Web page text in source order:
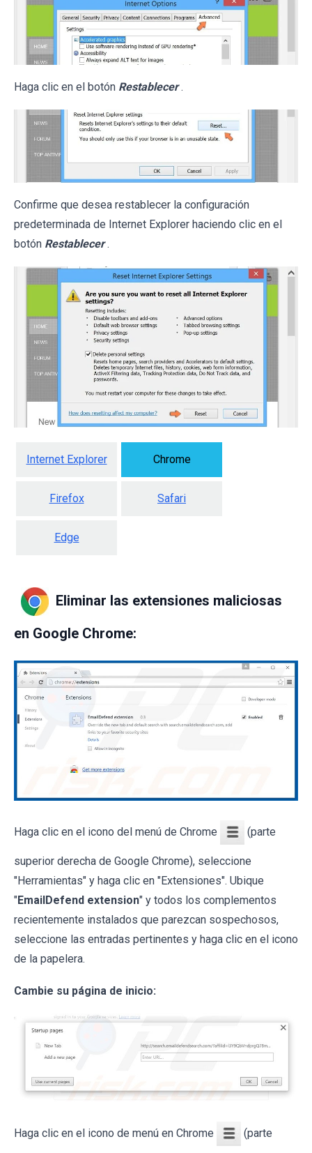
Haga clic en el botón Restablecer .
Confirme que desea restablecer la configuración
predeterminada de Internet Explorer haciendo clic en el
botón Restablecer .
Internet Explorer Chrome
Firefox Safari
Edge
Eliminar las extensiones maliciosas
en Google Chrome:
Haga clic en el icono del menú de Chrome (parte
superior derecha de Google Chrome), seleccione
"Herramientas" y haga clic en "Extensiones". Ubique
"EmailDefend extension" y todos los complementos
recientemente instalados que parezcan sospechosos,
seleccione las entradas pertinentes y haga clic en el icono
de la papelera.
Cambie su página de inicio:
Haga clic en el icono de menú en Chrome (parte